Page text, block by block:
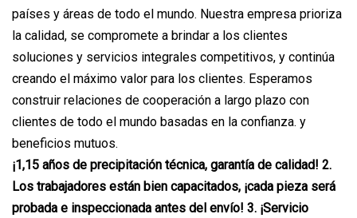
países y áreas de todo el mundo. Nuestra empresa prioriza
la calidad, se compromete a brindar a los clientes
soluciones y servicios integrales competitivos, y continúa
creando el máximo valor para los clientes. Esperamos
construir relaciones de cooperación a largo plazo con
clientes de todo el mundo basadas en la confianza. y
beneficios mutuos.
¡1,15 años de precipitación técnica, garantía de calidad! 2.
Los trabajadores están bien capacitados, ¡cada pieza será
probada e inspeccionada antes del envío! 3. ¡Servicio